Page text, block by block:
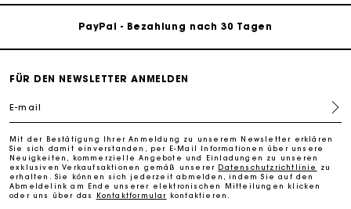
PayPal - Bezahlung nach 30 Tagen
Die Maje-Geschenkkarte: Die beste Möglichkeit, das
perfekte Geschenk zu machen
Kostenlose Lieferung innerhalb von 2-3 Tagen
PayPal - Bezahlung nach 30 Tagen
FÜR DEN NEWSLETTER ANMELDEN
E-mail
Mit der Bestätigung Ihrer Anmeldung zu unserem Newsletter erklären
Sie sich damit einverstanden, per E-Mail Informationen über unsere
Neuigkeiten, kommerzielle Angebote und Einladungen zu unseren
exklusiven Verkaufsaktionen gemäß unserer Datenschutzrichtlinie
zu
erhalten. Sie können sich jederzeit abmelden, indem Sie auf den
Abmeldelink am Ende unserer elektronischen Mitteilungen klicken
oder uns über das
Kontaktformular kontaktieren.